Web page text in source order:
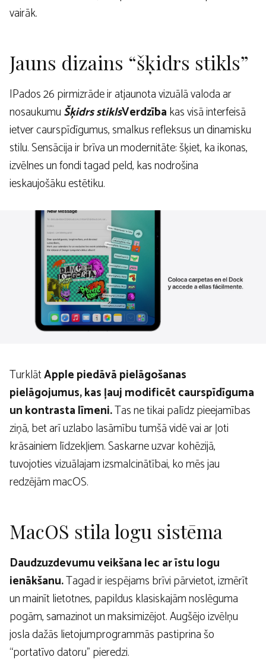
vairāk.
Jauns dizains “šķidrs stikls”
IPados 26 pirmizrāde ir atjaunota vizuālā valoda ar
nosaukumuŠķidrs stiklsVerdzībakas visā interfeisā
ietver caurspīdīgumus, smalkus refleksus un dinamisku
stilu. Sensācija ir brīva un modernitāte: šķiet, ka ikonas,
izvēlnes un fondi tagad peld, kas nodrošina
ieskaujošāku estētiku.
TurklātApple piedāvā pielāgošanas
pielāgojumus, kas ļauj modificēt caurspīdīguma
un kontrasta līmeni.Tas ne tikai palīdz pieejamības
ziņā, bet arī uzlabo lasāmību tumšā vidē vai ar ļoti
krāsainiem līdzekļiem. Saskarne uzvar kohēzijā,
tuvojoties vizuālajam izsmalcinātībai, ko mēs jau
redzējām macOS.
MacOS stila logu sistēma
Daudzuzdevumu veikšana lec ar īstu logu
ienākšanu.Tagad ir iespējams brīvi pārvietot, izmērīt
un mainīt lietotnes, papildus klasiskajām noslēguma
pogām, samazinot un maksimizējot. Augšējo izvēlņu
josla dažās lietojumprogrammās pastiprina šo
“portatīvo datoru” pieredzi.